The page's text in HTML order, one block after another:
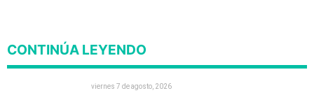
CONTINÚA LEYENDO
viernes 7 de agosto, 2026